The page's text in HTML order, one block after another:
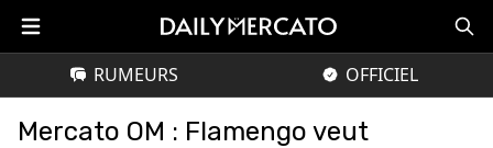
RUMEURS OFFICIEL
Mercato OM : Flamengo veut